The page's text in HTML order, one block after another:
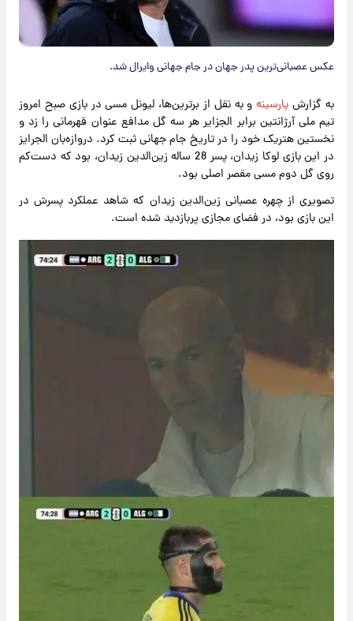
عکس عصبانی‌ترین پدر جهان در جام جهانی وایرال شد.
به گزارش پارسینهو به نقل از برترین‌ها، لیونل مسی در بازی صبح امروز
تیم ملی آرژانتین برابر الجزایر هر سه گل مدافع عنوان قهرمانی را زد و
نخستین هتریک خود را در تاریخ جام جهانی ثبت کرد. دروازه‌بان الجرایز
در این بازی لوکا زیدان، پسر 28 ساله زین‌الدین زیدان، بود که دست‌کم
روی گل دوم مسی مقصر اصلی بود.
تصویری از چهره عصبانی زین‌الدین زیدان که شاهد عملکرد پسرش در
این بازی بود، در فضای مجازی پربازدید شده است.